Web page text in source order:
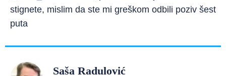
stignete, mislim da ste mi greškom odbili poziv šest
puta
Saša Radulović